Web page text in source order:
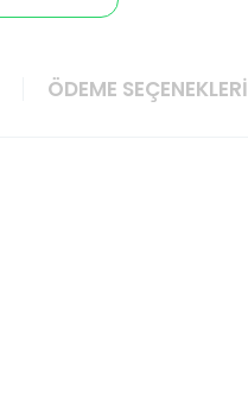
ÖDEME SEÇENEKLERI